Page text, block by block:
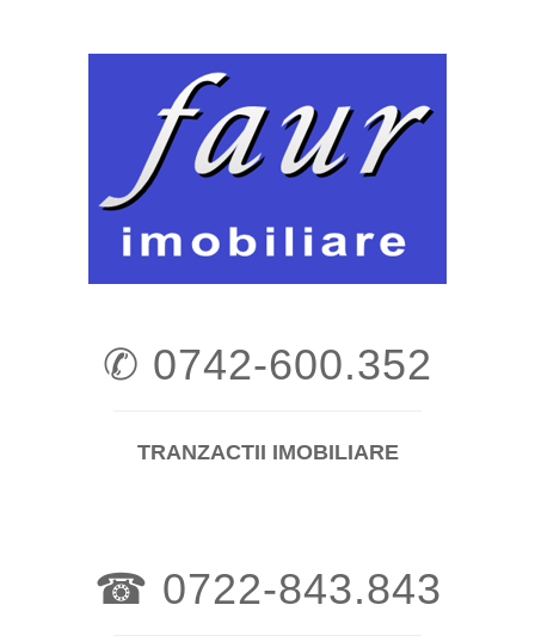
✆ 0742-600.352
TRANZACTII IMOBILIARE
☎ 0722-843.843